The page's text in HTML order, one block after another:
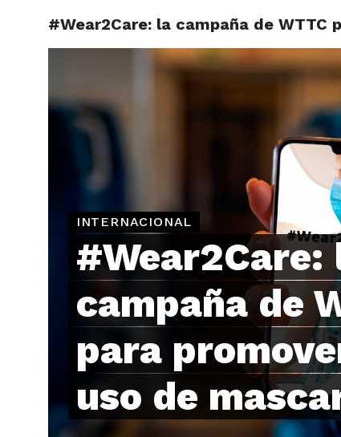
#Wear2Care: la campaña de
INTERNACIONAL
#Wear2Care:
campaña de
para
uso de